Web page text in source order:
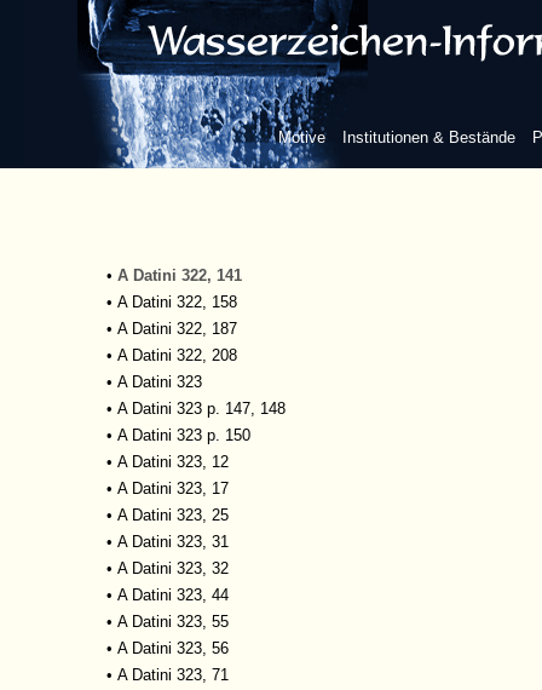
Motive Institutionen & Bestände
• A Datini 322, 27
•A Datini 322, 29
•A Datini 322, 37
•A Datini 322, 73
•A Datini 322, 105
•A Datini 322,119
•A Datini 322, 120
• A Datini 322, 141
• A Datini 322, 158
• A Datini 322, 187
• A Datini 322, 208
• A Datini 323
• A Datini 323 p. 147, 148
• A Datini 323 p. 150
• A Datini 323, 12
• A Datini 323, 17
• A Datini 323, 25
• A Datini 323, 31
• A Datini 323, 32
• A Datini 323, 44
• A Datini 323, 55
• A Datini 323, 56
• A Datini 323, 71